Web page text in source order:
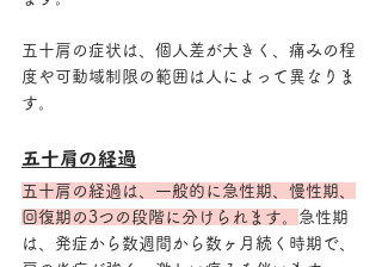
五十肩の症状は、個人差が大きく、痛みの程
度や可動域制限の範囲は人によって異なりま
す。
五十肩の経過
五十肩の経過は、一般的に急性期、慢性期、
回復期の3つの段階に分けられます。 急性期
は、発症から数週間から数ヶ月続く時期で、